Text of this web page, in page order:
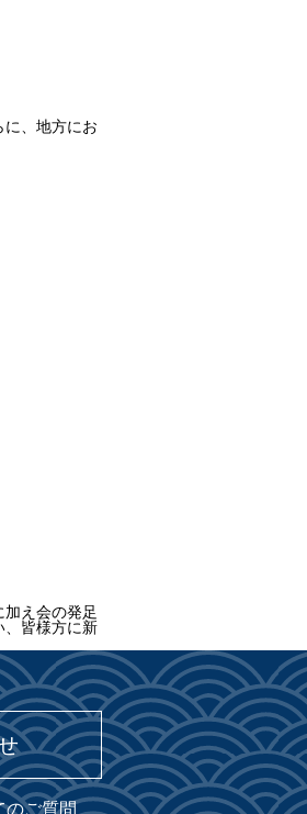
に、地方にお
え会の発足
、皆様方に新
のご質問